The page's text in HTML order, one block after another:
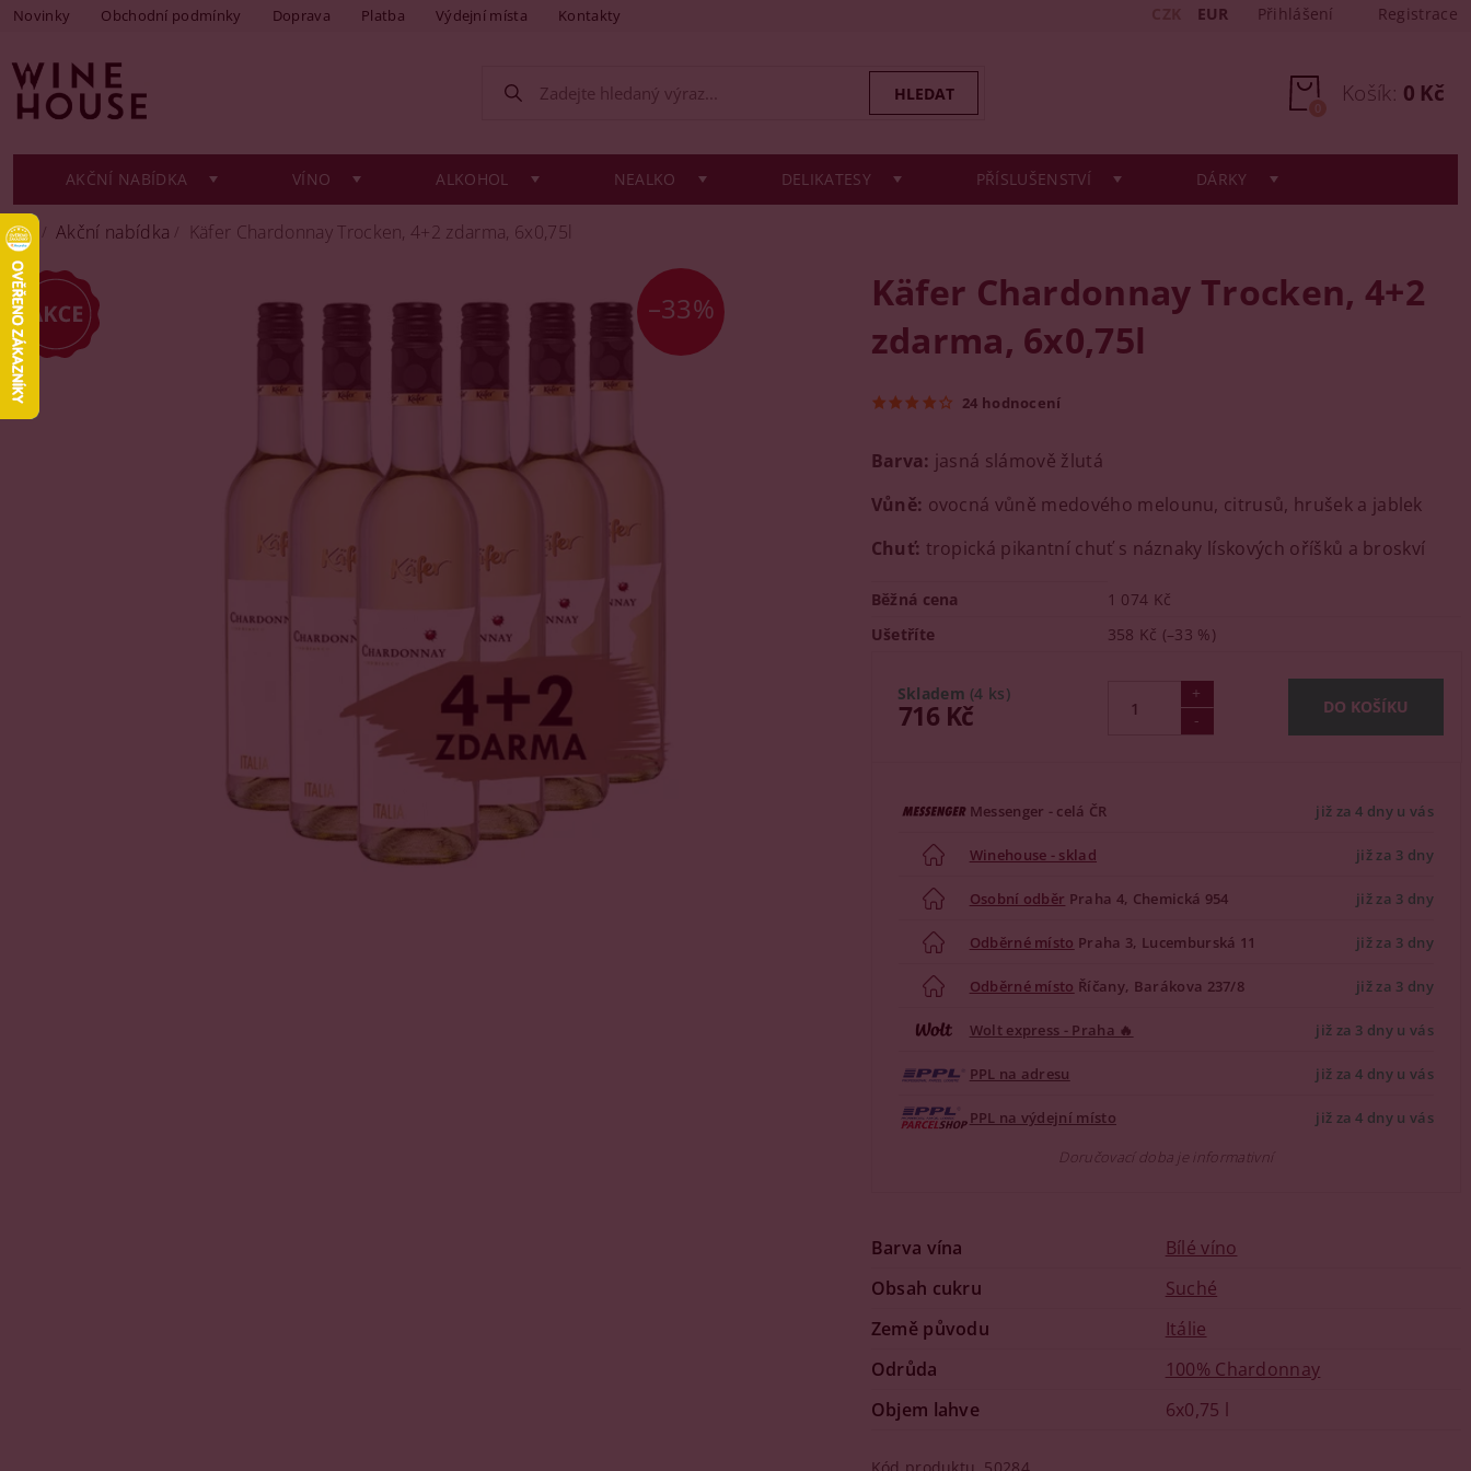
Novinky Obchodní podmínky Doprava Platba Výdejní místa Kontakty EUR Přihlášení Registrace
Košík: 0 Kč
0
AKČNÍ NABÍDKA VÍNO ALKOHOL NEALKO DELIKATESY PŘÍSLUŠENSTVÍ DÁRKY
Akční nabídka Käfer Chardonnay Trocken, 4+2 zdarma, 6x0,75l
–33%
Käfer Chardonnay Trocken, 4+2
zdarma, 6x0,75l
24 hodnocení
Barva: jasná slámově žlutá
Vůně: ovocná vůně medového melounu, citrusů, hrušek a jablek
Chuť: tropická pikantní chuť s náznaky lískových oříšků a broskví
Skladem (4 ks)
Běžná cena
1 074 Kč
Ušetříte
358 Kč (–33 %)
716 Kč
Messenger - celá ČR již za 4 dny u vás
Winehouse - sklad již za 3 dny
Osobní odběr Praha 4, Chemická 954 již za 3 dny
Odběrné místo Praha 3, Lucemburská 11 již za 3 dny
Odběrné místo Říčany, Barákova 237/8 již za 3 dny
Wolt express - Praha 🔥 již za 3 dny u vás
PPL na adresu již za 4 dny u vás
PPL na výdejní místo
již za 4 dny u vás
Doručovací doba je informativní
Barva vína
Bílé víno
Obsah cukru
Suché
Země původu
Itálie
Odrůda
100% Chardonnay
Objem lahve
6x0,75 l